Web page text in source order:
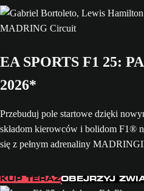
EA SPORTS F1 25:
2026*
Przebuduj pole startowe dzięki
składom kierowców i bolidom F1®
się z pełnym adrenaliny
KUP TERAZOBEJRZYJ